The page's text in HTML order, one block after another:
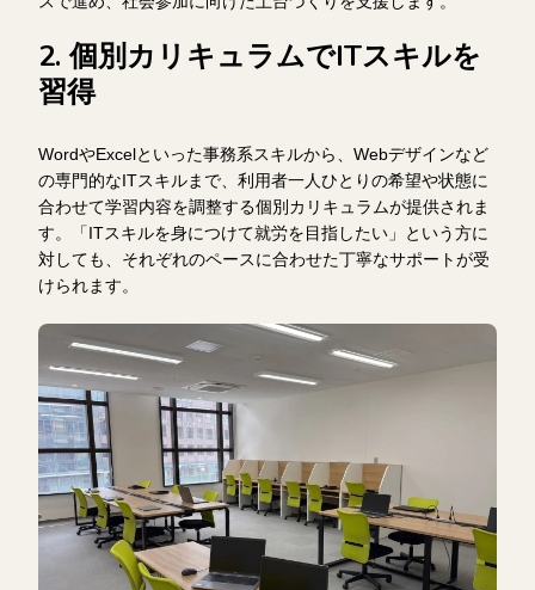
2. 個別カリキュラムでITスキルを
習得
WordやExcelといった事務系スキルから、Webデザインなど
の専門的なITスキルまで、利用者一人ひとりの希望や状態に
合わせて学習内容を調整する個別カリキュラムが提供されま
す。「ITスキルを身につけて就労を目指したい」という方に
対しても、それぞれのペースに合わせた丁寧なサポートが受
けられます。